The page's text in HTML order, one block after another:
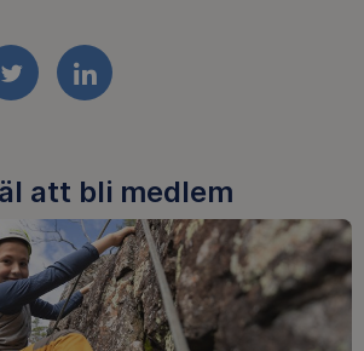
TWITTERLINKEDIN
att bli medlem